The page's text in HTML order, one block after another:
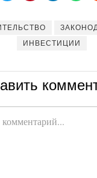
ИНВЕСТИЦИИ